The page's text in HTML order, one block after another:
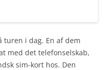
turen i dag. En af dem
med det telefonselskab,
sim-kort hos. Den